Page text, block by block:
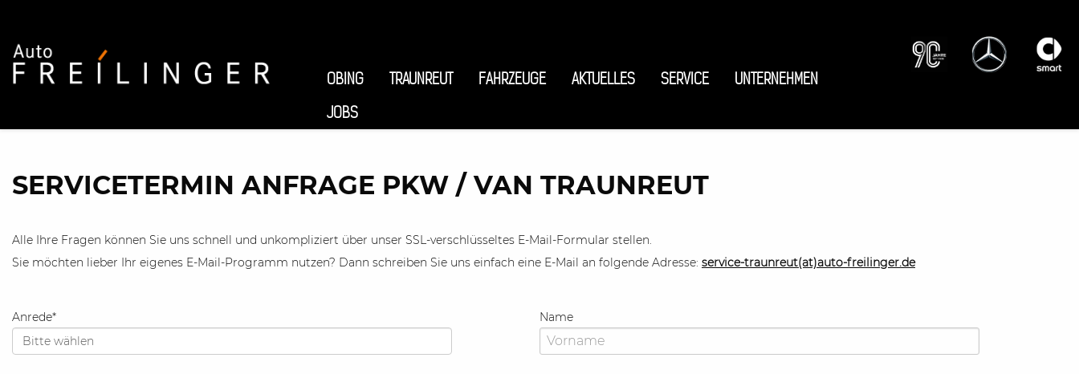
OBING TRAUNREUT FAHRZEUGE AKTUELLES SERVICE
UNTERNEHMEN
JOBS
SERVICETERMIN ANFRAGE PKW / VAN TRAUNREUT
Alle Ihre Fragen können Sie uns schnell und unkompliziert über unser SSL-verschlüsseltes E-Mail-Formular stellen.
Sie möchten lieber Ihr eigenes E-Mail-Programm nutzen? Dann schreiben Sie uns einfach eine E-Mail an folgende Adresse: service-traunreut(at)auto-freilinger.de
Anrede* Name